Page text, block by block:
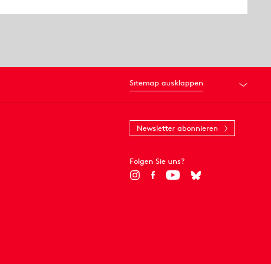
Sitemap ausklappen
Newsletter abonnieren
Folgen Sie uns?